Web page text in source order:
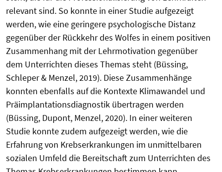
relevant sind. So konnte in einer Studie aufgezeigt
werden, wie eine geringere psychologische Distanz
gegenüber der Rückkehr des Wolfes in einem positiven
Zusammenhang mit der Lehrmotivation gegenüber
dem Unterrichten dieses Themas steht (Büssing,
Schleper & Menzel, 2019). Diese Zusammenhänge
konnten ebenfalls auf die Kontexte Klimawandel und
Präimplantationsdiagnostik übertragen werden
(Büssing, Dupont, Menzel, 2020). In einer weiteren
Studie konnte zudem aufgezeigt werden, wie die
Erfahrung von Krebserkrankungen im unmittelbaren
sozialen Umfeld die Bereitschaft zum Unterrichten des